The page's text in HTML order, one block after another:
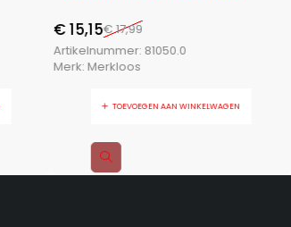
€17,99
€15,15
Artikelnummer:81050.0
Merk:Merkloos
TOEVOEGEN AAN WINKELWAGEN